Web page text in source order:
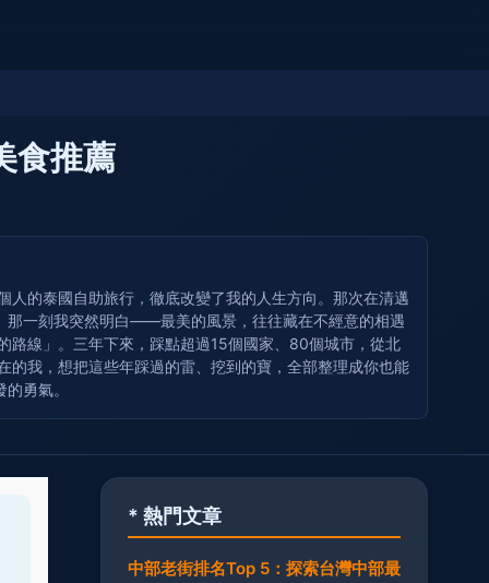
食推薦
的泰國自助旅行，徹底改變了我的人生方向。那次在清邁
那一刻我突然明白——最美的風景，往往藏在不經意的相遇
路線」。三年下來，踩點超過15個國家、80個城市，從北
我，想把這些年踩過的雷、挖到的寶，全部整理成你也能
勇氣。
* 熱門文章
中部老街排名Top 5：探索台灣中部最